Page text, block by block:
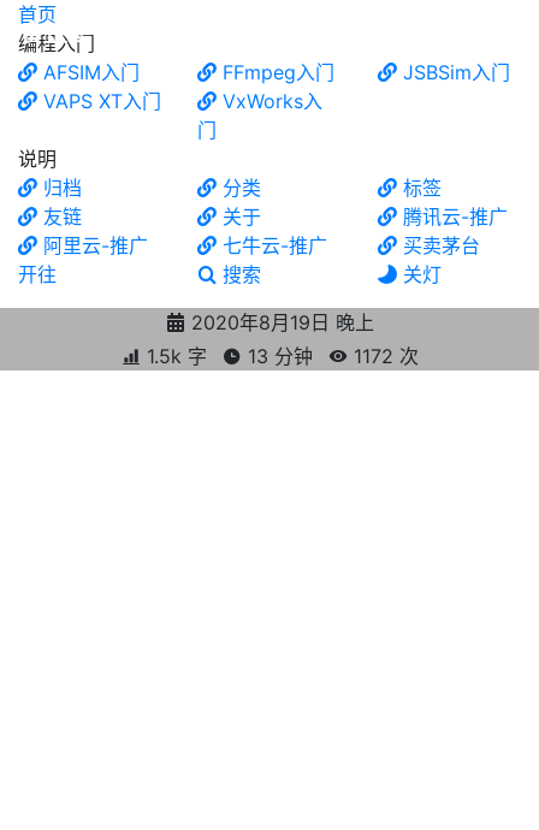
食铁兽
首页
编程入门
AFSIM入门
FFmpeg入门
JSBSim入门
VAPS XT入门
VxWorks入
门
说明
归档
分类
标签
友链
关于
腾讯云-推广
阿里云-推广
七牛云-推广
买卖茅台
开往
搜索
关灯
2020年8月19日 晚上
1.5k 字
13 分钟 1172 次